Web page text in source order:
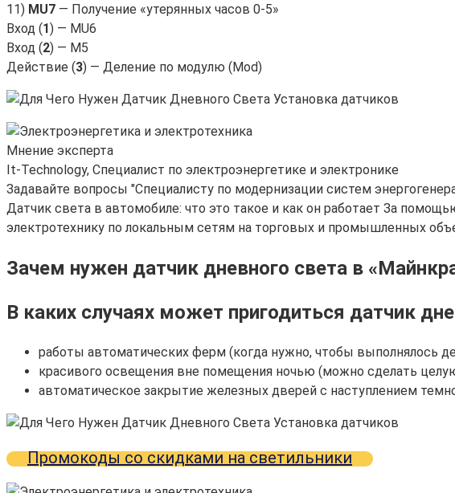
11) MU7 — Получение «утерянных часов 0-5»
Вход (1) — MU6
Вход (2) — M5
Действие (3) — Деление по модулю (Mod)
Мнение эксперта
It-Technology, Cпециалист по электроэнергетике и электронике
Задавайте вопросы "Специалисту по модернизации систем
Датчик света в автомобиле: что это такое и как он работает За
электротехнику по локальным сетям на торговых и промышленных
Зачем нужен датчик дневного света в
В каких случаях может пригодиться датчик
работы автоматических ферм (когда нужно, чтобы выполнялось
красивого освещения вне помещения ночью (можно сделать
автоматическое закрытие железных дверей с наступлением
Промокоды со скидками на светильники